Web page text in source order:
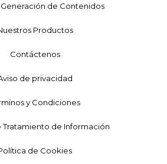
de Contenidos
Productos
Contáctenos
de privacidad
y Condiciones
Tratamiento de Información
de Cookies